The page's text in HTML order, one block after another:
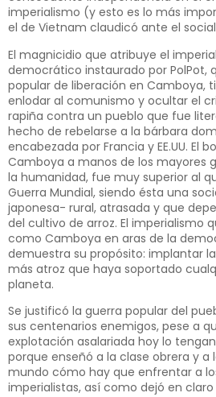
imperialismo (y esto es lo más
el de Vietnam claudicó ante el
El magnicidio que atribuye el
democrático instaurado por PolPot,
popular de liberación en Camboya,
enlodar al comunismo y ocultar el
rapiña contra un pueblo que fue
hecho de rebelarse a la bárbara
encabezada por Francia y EE.UU. El
Camboya a manos de los mayores
la humanidad, fue muy superior al
Guerra Mundial, siendo ésta una
japonesa- rural, atrasada y que
del cultivo de arroz. El imperialismo
como Camboya en aras de la
demuestra su propósito: implantar
más atroz que haya soportado
planeta.
Se justificó la guerra popular del
sus centenarios enemigos, pese a
explotación asalariada hoy lo
porque enseñó a la clase obrera y a
mundo cómo hay que enfrentar a
imperialistas, así como dejó en